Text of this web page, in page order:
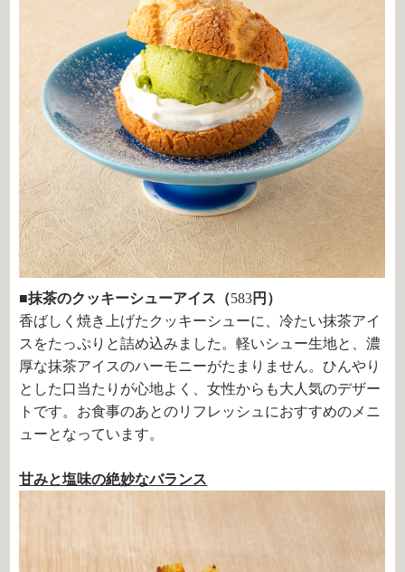
■抹茶のクッキーシューアイス（583円）
香ばしく焼き上げたクッキーシューに、冷たい抹茶アイ
スをたっぷりと詰め込みました。軽いシュー生地と、濃
厚な抹茶アイスのハーモニーがたまりません。ひんやり
とした口当たりが心地よく、女性からも大人気のデザー
トです。お食事のあとのリフレッシュにおすすめのメニ
ューとなっています。
甘みと塩味の絶妙なバランス